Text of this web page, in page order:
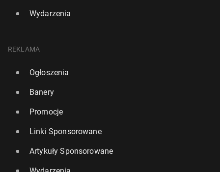
Wydarzenia
REKLAMA
Ogłoszenia
Banery
Promocje
Linki Sponsorowane
Artykuły Sponsorowane